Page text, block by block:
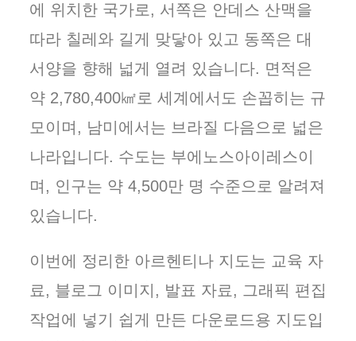
에 위치한 국가로, 서쪽은 안데스 산맥을
따라 칠레와 길게 맞닿아 있고 동쪽은 대
서양을 향해 넓게 열려 있습니다. 면적은
약 2,780,400㎢로 세계에서도 손꼽히는 규
모이며, 남미에서는 브라질 다음으로 넓은
나라입니다. 수도는 부에노스아이레스이
며, 인구는 약 4,500만 명 수준으로 알려져
있습니다.
이번에 정리한 아르헨티나 지도는 교육 자
료, 블로그 이미지, 발표 자료, 그래픽 편집
작업에 넣기 쉽게 만든 다운로드용 지도입